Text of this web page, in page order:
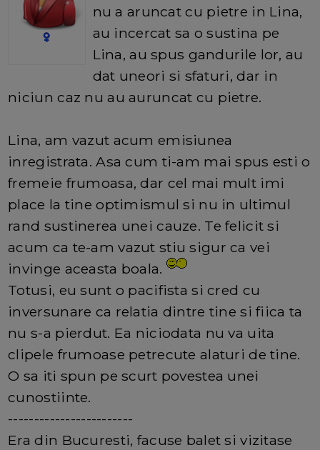
nu a aruncat cu pietre in Lina,
au incercat sa o sustina pe
Lina, au spus gandurile lor, au
dat uneori si sfaturi, dar in
niciun caz nu au auruncat cu pietre.
Lina, am vazut acum emisiunea
inregistrata. Asa cum ti-am mai spus esti o
fremeie frumoasa, dar cel mai mult imi
place la tine optimismul si nu in ultimul
rand sustinerea unei cauze. Te felicit si
acum ca te-am vazut stiu sigur ca vei
invinge aceasta boala.
Totusi, eu sunt o pacifista si cred cu
inversunare ca relatia dintre tine si fiica ta
nu s-a pierdut. Ea niciodata nu va uita
clipele frumoase petrecute alaturi de tine.
O sa iti spun pe scurt povestea unei
cunostiinte.
------------------------
Era din Bucuresti, facuse balet si vizitase